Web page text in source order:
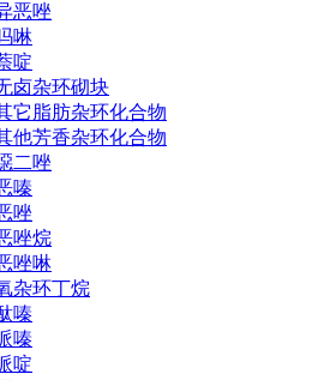
恶唑
啉
啶
卤杂环砌块
它脂肪杂环化合物
他芳香杂环化合物
二唑
嗪
唑
唑烷
唑啉
杂环丁烷
嗪
嗪
啶